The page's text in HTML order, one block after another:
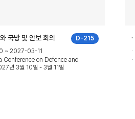
D-215
국방 및 안보 회의
~ 2027-03-11
Conference on Defence and
년 3월 10일 - 3월 11일